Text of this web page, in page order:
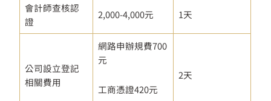
會計師查核認
證
2,000-4,000元 1天
公司設立登記
相關費用
網路申辦規費700
元
工商憑證420元
2天